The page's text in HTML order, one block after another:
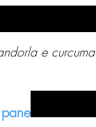
e curcuma